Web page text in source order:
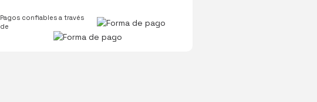
Pagos confiables a través
de